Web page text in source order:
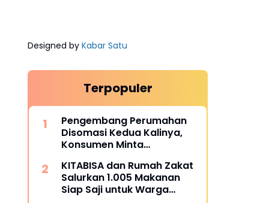
Designed by Kabar Satu
Terpopuler
Pengembang Perumahan
Disomasi Kedua Kalinya,
Konsumen Minta
Juta
KITABISA dan Rumah Zakat
Salurkan 1.005 Makanan
Siap Saji untuk Warga